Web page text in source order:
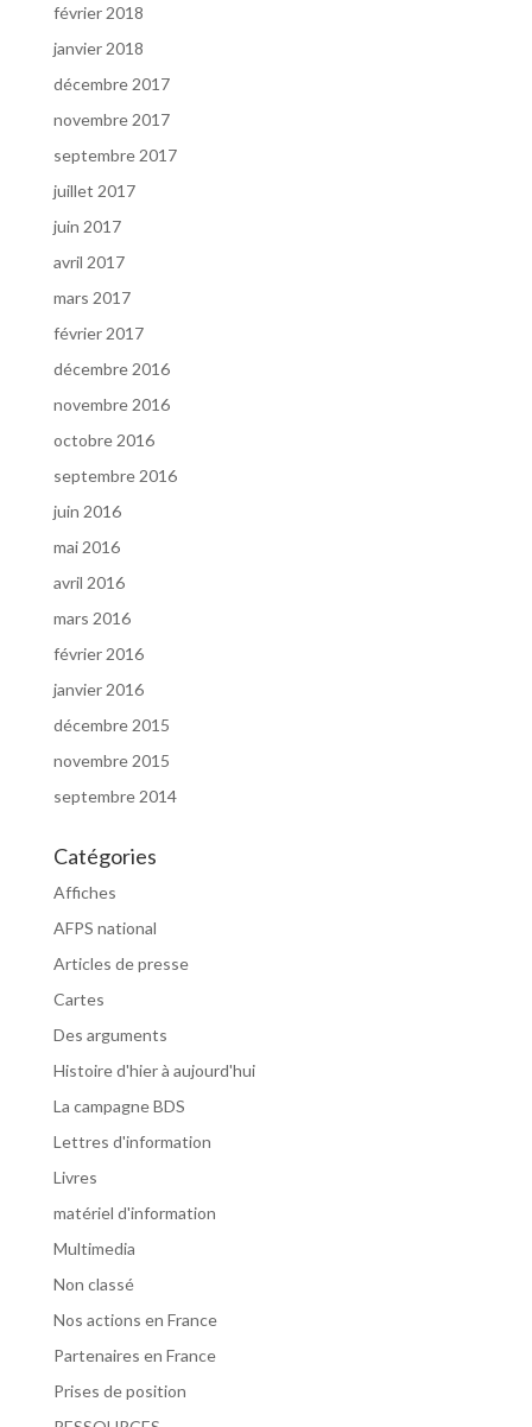
février 2018
janvier 2018
décembre 2017
novembre 2017
septembre 2017
juillet 2017
juin 2017
avril 2017
mars 2017
février 2017
décembre 2016
novembre 2016
octobre 2016
septembre 2016
juin 2016
mai 2016
avril 2016
mars 2016
février 2016
janvier 2016
décembre 2015
novembre 2015
septembre 2014
Catégories
Affiches
AFPS national
Articles de presse
Cartes
Des arguments
Histoire d'hier à aujourd'hui
La campagne BDS
Lettres d'information
Livres
matériel d'information
Multimedia
Non classé
Nos actions en France
Partenaires en France
Prises de position